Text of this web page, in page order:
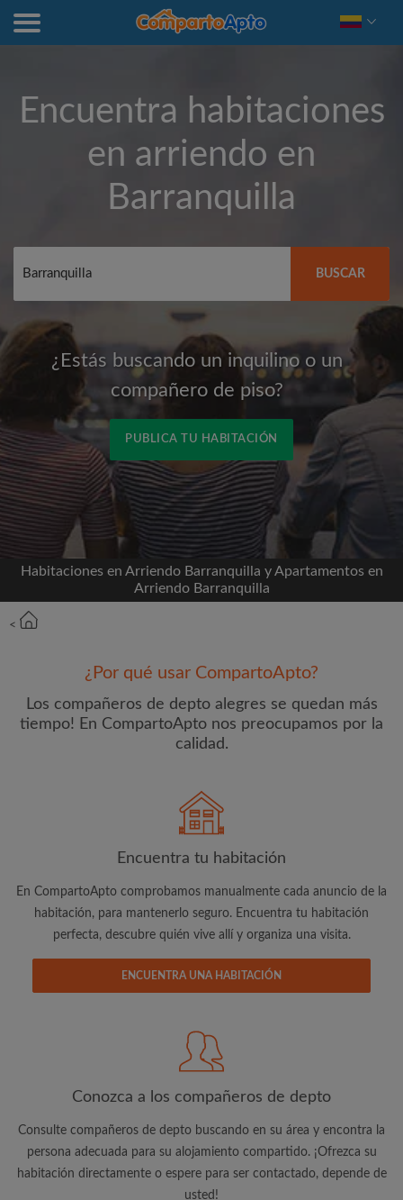
Encuentra habitaciones
en arriendo en
Barranquilla
BUSCAR
¿Estás buscando un inquilino o un
compañero de piso?
PUBLICA TU HABITACIÓN
Conéctate a través de Facebook
Nunca publicaremos en su línea de tiempo sin su
Nombre
Dirección de correo electrónico
He leído, entendido y acepto las
Política de confidencialidad
CREAR PERFIL
Quiero recibir ofertas exclusivas y actualizaciones de la
cuenta vía e-mail
Habitaciones en Arriendo Barranquilla y Apartamentos en
Arriendo Barranquilla
<
¿Por qué usar CompartoApto?
Los compañeros de depto alegres se quedan más
tiempo! En CompartoApto nos preocupamos por la
calidad.
Encuentra tu habitación
En CompartoApto comprobamos manualmente cada anuncio de la
habitación, para mantenerlo seguro. Encuentra tu habitación
perfecta, descubre quién vive allí y organiza una visita.
ENCUENTRA UNA HABITACIÓN
Conozca a los compañeros de depto
Consulte compañeros de depto buscando en su área y encontra la
persona adecuada para su alojamiento compartido. ¡Ofrezca su
habitación directamente o espere para ser contactado, depende de
usted!